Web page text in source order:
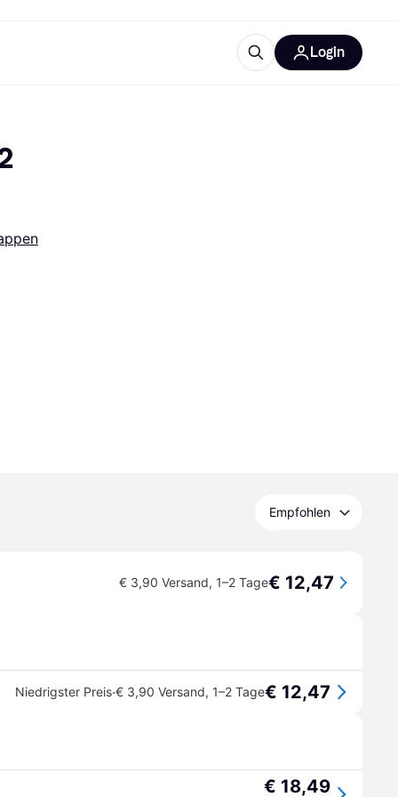
Login
Empfohlen
€ 3,90 Versand, 1–2 Tage€ 12,47
Niedrigster Preis·€ 3,90 Versand, 1–2 Tage€ 12,47
€ 18,49